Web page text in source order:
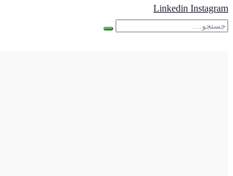
Linkedin Instagram